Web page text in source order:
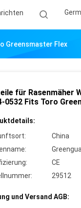
Greensmaster Flex
für Rasenmäher
0532 Fits Toro
China
CE
29512
und Versand AGB: